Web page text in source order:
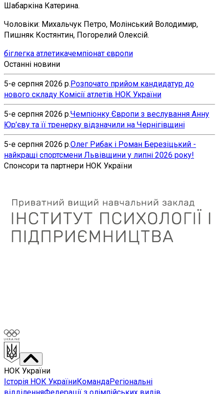
Шабаркіна Катерина.
Чоловіки: Михальчук Петро, Молінський Володимир,
Пишняк Костянтин, Погорелий Олексій.
біглегка атлетикачемпіонат європи
Останні новини
5-е серпня 2026 р.Розпочато прийом кандидатур до
нового складу Комісії атлетів НОК України
5-е серпня 2026 р.Чемпіонку Європи з веслування Анну
Юр’єву та її тренерку відзначили на Чернігівщині
5-е серпня 2026 р.Олег Рибак і Роман Березіцький -
найкращі спортсмени Львівщини у липні 2026 року!
Спонсори та партнери НОК України
НОК України
Історія НОК УкраїниКомандаРегіональні